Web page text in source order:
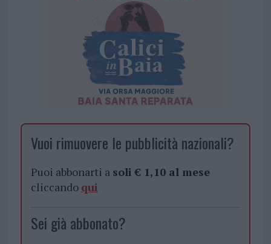
Vuoi rimuovere le pubblicità nazionali?
Puoi abbonarti a soli € 1,10 al mese
cliccando qui
Sei già abbonato?